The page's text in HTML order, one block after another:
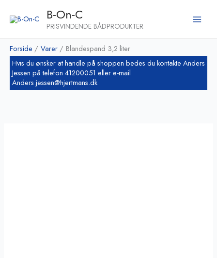
B-On-C
PRISVINDENDE BÅDPRODUKTER
Forside Varer Blandespand 3,2 liter
vare
har
varianter.
Mulighederne
kan
vælges